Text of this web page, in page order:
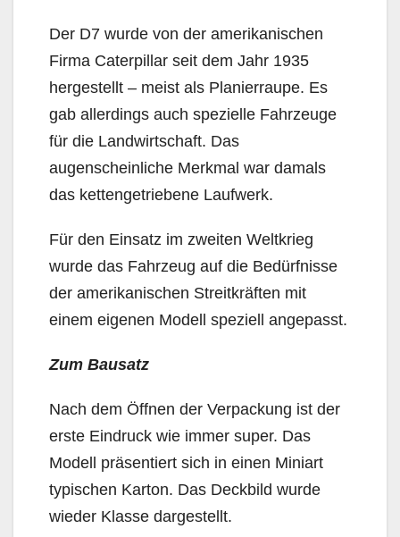
Der D7 wurde von der amerikanischen
Firma Caterpillar seit dem Jahr 1935
hergestellt – meist als Planierraupe. Es
gab allerdings auch spezielle Fahrzeuge
für die Landwirtschaft. Das
augenscheinliche Merkmal war damals
das kettengetriebene Laufwerk.
Für den Einsatz im zweiten Weltkrieg
wurde das Fahrzeug auf die Bedürfnisse
der amerikanischen Streitkräften mit
einem eigenen Modell speziell angepasst.
Zum Bausatz
Nach dem Öffnen der Verpackung ist der
erste Eindruck wie immer super. Das
Modell präsentiert sich in einen Miniart
typischen Karton. Das Deckbild wurde
wieder Klasse dargestellt.